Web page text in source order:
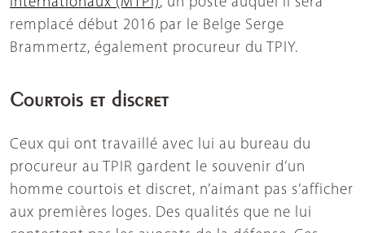
internationaux (MTPI), un poste auquel il sera
remplacé début 2016 par le Belge Serge
Brammertz, également procureur du TPIY.
Courtois et discret
Ceux qui ont travaillé avec lui au bureau du
procureur au TPIR gardent le souvenir d’un
homme courtois et discret, n’aimant pas s’afficher
aux premières loges. Des qualités que ne lui